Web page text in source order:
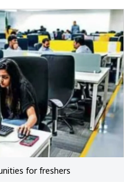
for freshers